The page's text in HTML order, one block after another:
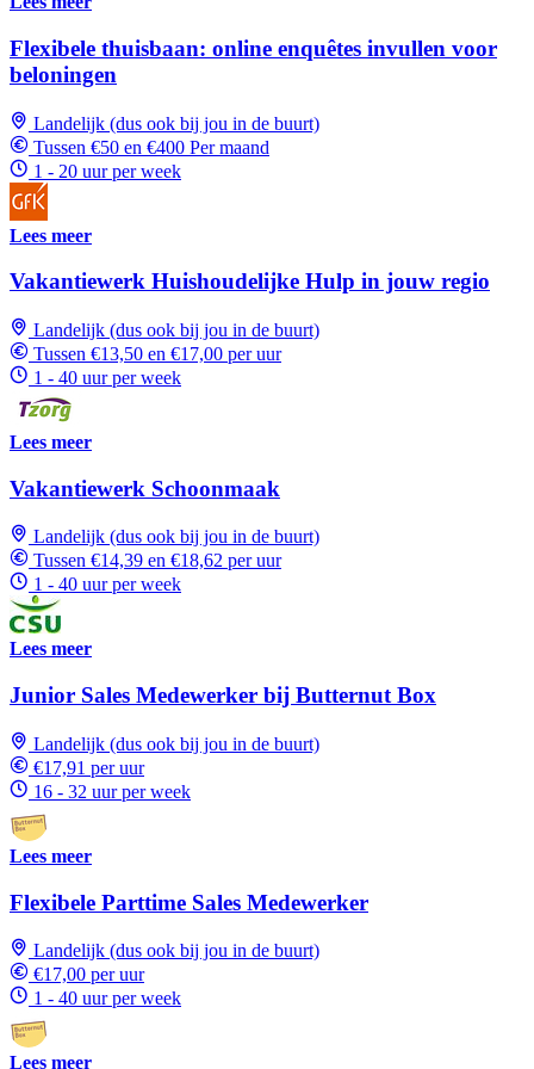
Flexibele thuisbaan: online enquêtes invullen voor
beloningen
Landelijk (dus ook bij jou in de buurt)
Tussen €50 en €400 Per maand
1 - 20 uur per week
Lees meer
Vakantiewerk Huishoudelijke Hulp in jouw regio
Landelijk (dus ook bij jou in de buurt)
Tussen €13,50 en €17,00 per uur
1 - 40 uur per week
Lees meer
Vakantiewerk Schoonmaak
Landelijk (dus ook bij jou in de buurt)
Tussen €14,39 en €18,62 per uur
1 - 40 uur per week
Lees meer
Junior Sales Medewerker bij Butternut Box
Landelijk (dus ook bij jou in de buurt)
€17,91 per uur
16 - 32 uur per week
Lees meer
Flexibele Parttime Sales Medewerker
Landelijk (dus ook bij jou in de buurt)
€17,00 per uur
1 - 40 uur per week
Lees meer